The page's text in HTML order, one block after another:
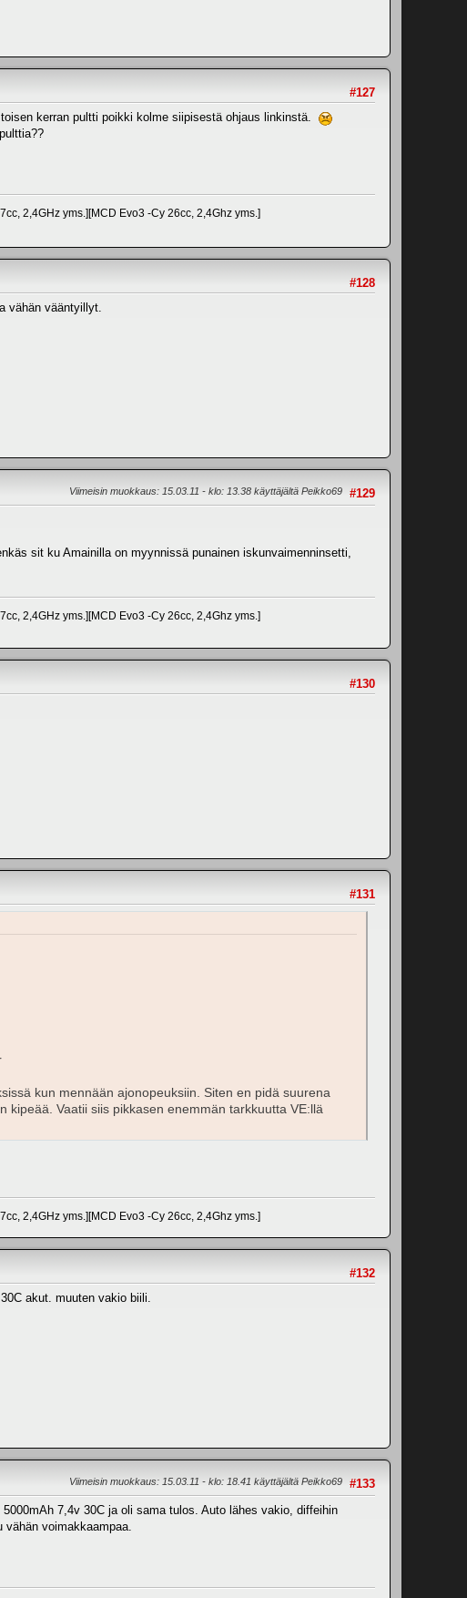
#127
kerran pultti poikki kolme siipisestä ohjaus linkinstä.
2,4GHz yms.][MCD Evo3 -Cy 26cc, 2,4Ghz yms.]
#128
vähän vääntyillyt.
#129
Viimeisin muokkaus: 15.03.11 - klo: 13.38 käyttäjältä Peikko69
sit ku Amainilla on myynnissä punainen iskunvaimenninsetti,
2,4GHz yms.][MCD Evo3 -Cy 26cc, 2,4Ghz yms.]
#130
#131
kun mennään ajonopeuksiin. Siten en pidä suurena
kipeää. Vaatii siis pikkasen enemmän tarkkuutta VE:llä
2,4GHz yms.][MCD Evo3 -Cy 26cc, 2,4Ghz yms.]
#132
akut. muuten vakio biili.
#133
Viimeisin muokkaus: 15.03.11 - klo: 18.41 käyttäjältä Peikko69
7,4v 30C ja oli sama tulos. Auto lähes vakio, diffeihin
voimakkaampaa.